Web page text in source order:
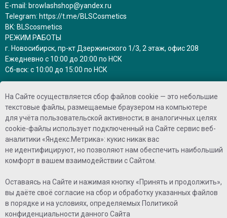
E-mail: browlashshop@yandex.ru
Telegram: https://t.me/BLSCosmetics
BK: BLScosmetics
РЕЖИМ РАБОТЫ
г. Новосибирск, пр-кт Дзержинского 1/3, 2 этаж, офис 208
Ежедневно с 10:00 до 20:00 по НСК
Сб-вск: с 10:00 до 15:00 по НСК
и обрабатываются в рабочее время
ПРИНИМАЕМ К ОПЛАТЕ
©2025 - Brow Lash shop
На Сайте осуществляется сбор файлов cookie — это небольшие
текстовые файлы, размещаемые браузером на компьютере
для учёта пользовательской активности; в аналогичных целях
cookie-файлы использует подключенный на Сайте сервис веб-
аналитики «Яндекс.Метрика»: кукис никак вас
не идентифицируют, но позволяют нам обеспечить наибольший
комфорт в вашем взаимодействии с Сайтом.
Оставаясь на Сайте и нажимая кнопку «Принять и продолжить»,
вы даёте своё согласие на сбор и обработку указанных файлов
в порядке и на условиях, определяемых Политикой
конфиденциальности данного Сайта